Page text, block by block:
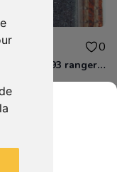
0
D&D - WOC 40093 ranger human female Miniature - Donjons Dragons